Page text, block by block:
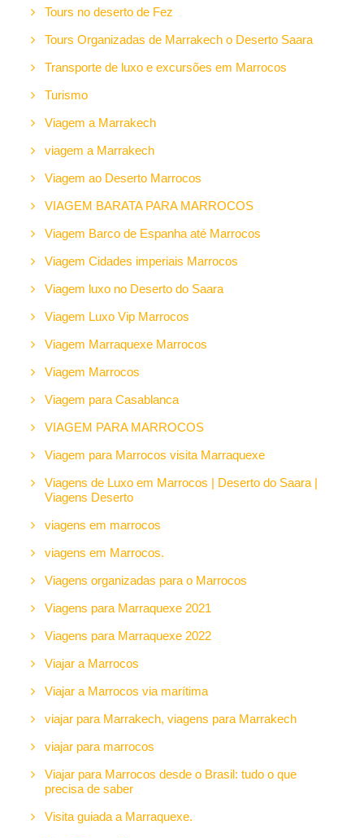
Tours no deserto de Fez
Tours Organizadas de Marrakech o Deserto Saara
Transporte de luxo e excursões em Marrocos
Turismo
Viagem a Marrakech
viagem a Marrakech
Viagem ao Deserto Marrocos
VIAGEM BARATA PARA MARROCOS
Viagem Barco de Espanha até Marrocos
Viagem Cidades imperiais Marrocos
Viagem luxo no Deserto do Saara
Viagem Luxo Vip Marrocos
Viagem Marraquexe Marrocos
Viagem Marrocos
Viagem para Casablanca
VIAGEM PARA MARROCOS
Viagem para Marrocos visita Marraquexe
Viagens de Luxo em Marrocos | Deserto do Saara |
Viagens Deserto
viagens em marrocos
viagens em Marrocos.
Viagens organizadas para o Marrocos
Viagens para Marraquexe 2021
Viagens para Marraquexe 2022
Viajar a Marrocos
Viajar a Marrocos via marítima
viajar para Marrakech, viagens para Marrakech
viajar para marrocos
Viajar para Marrocos desde o Brasil: tudo o que
precisa de saber
Visita guiada a Marraquexe.